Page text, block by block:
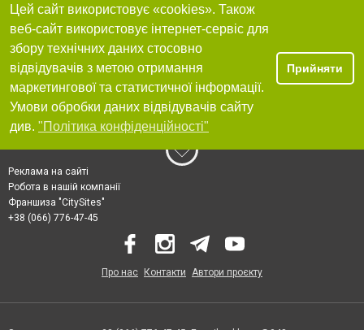
Цей сайт використовує «cookies». Також
веб-сайт використовує інтернет-сервіс для
збору технічних даних стосовно
відвідувачів з метою отримання
маркетингової та статистичної інформації.
Умови обробки даних відвідувачів сайту
див. "Політика конфіденційності"
Прийняти
Реклама на сайті
Робота в нашій компанії
Франшиза "CitySites"
+38 (066) 776-47-45
Про нас Контакти Автори проєкту